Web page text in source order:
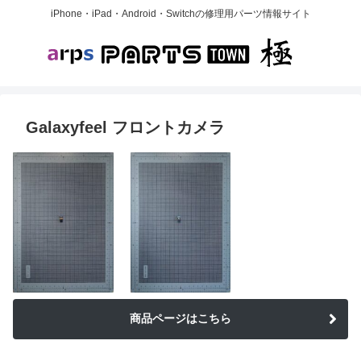
iPhone・iPad・Android・Switchの修理用パーツ情報サイト
Galaxyfeel フロントカメラ
商品ページはこちら